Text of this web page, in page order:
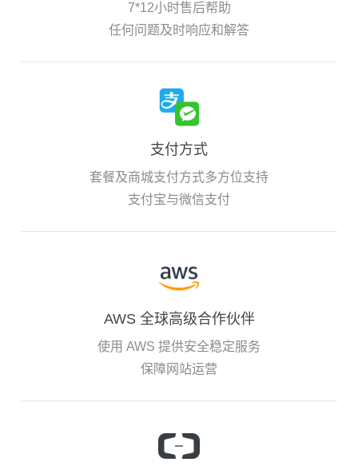
7*12小时售后帮助
任何问题及时响应和解答
支付方式
套餐及商城支付方式多方位支持
支付宝与微信支付
AWS 全球高级合作伙伴
使用 AWS 提供安全稳定服务
保障网站运营